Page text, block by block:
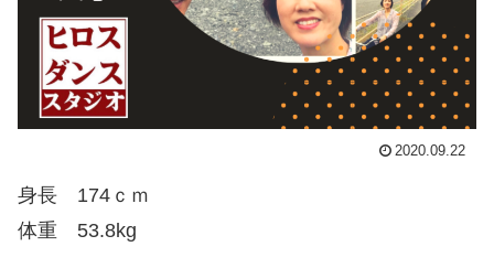
2020.09.22
身長 174ｃｍ
体重 53.8kg